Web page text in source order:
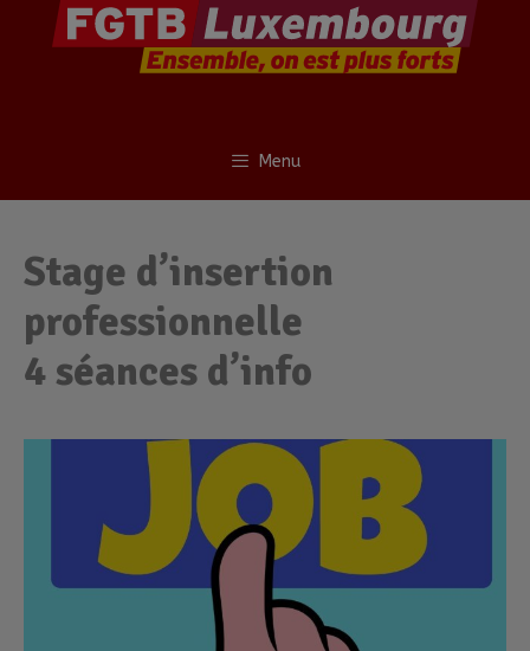
Menu
Stage d’insertion
professionnelle
4 séances d’info